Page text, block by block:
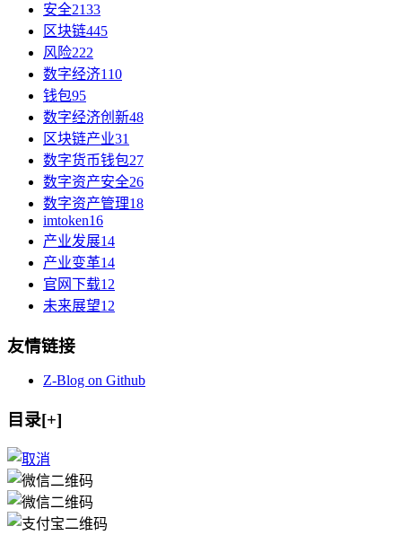
安全2133
区块链445
风险222
数字经济110
钱包95
数字经济创新48
区块链产业31
数字货币钱包27
数字资产安全26
数字资产管理18
imtoken16
产业发展14
产业变革14
官网下载12
未来展望12
友情链接
Z-Blog on Github
目录[+]